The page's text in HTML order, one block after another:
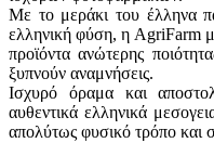
Με το μεράκι του έλληνα
ελληνική φύση, η AgriFarm
προϊόντα ανώτερης
ξυπνούν αναμνήσεις.
Ισχυρό όραμα και
αυθεντικά ελληνικά
απολύτως φυσικό τρόπο και